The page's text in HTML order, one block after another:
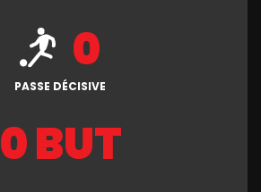
0
PASSE DÉCISIVE
0 BUT